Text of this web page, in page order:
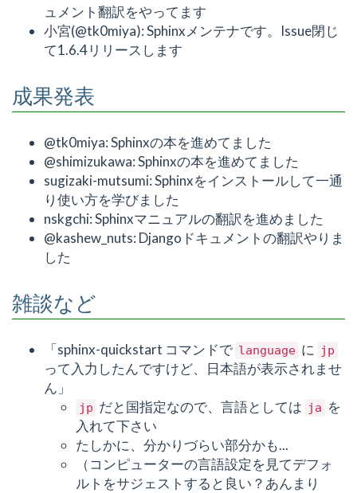
ュメント翻訳をやってます
小宮(@tk0miya): Sphinxメンテナです。Issue閉じ
て1.6.4リリースします
成果発表
@tk0miya: Sphinxの本を進めてました
@shimizukawa: Sphinxの本を進めてました
sugizaki-mutsumi: Sphinxをインストールして一通
り使い方を学びました
nskgchi: Sphinxマニュアルの翻訳を進めました
@kashew_nuts: Djangoドキュメントの翻訳やりま
した
雑談など
「sphinx-quickstart コマンドで language に jp
って入力したんですけど、日本語が表示されませ
ん」
jp だと国指定なので、言語としては ja を
入れて下さい
たしかに、分かりづらい部分かも...
（コンピューターの言語設定を見てデフォ
ルトをサジェストすると良い？あんまり